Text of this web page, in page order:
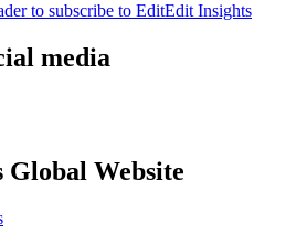
to subscribe to EditEdit Insights
media
Global Website